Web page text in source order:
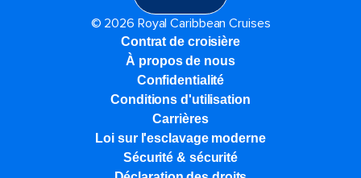
© 2026 Royal Caribbean Cruises
Contrat de croisière
À propos de nous
Confidentialité
Conditions d'utilisation
Carrières
Loi sur l'esclavage moderne
Sécurité & sécurité